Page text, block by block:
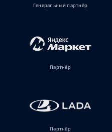
Генеральный партнёр
Партнёр
Партнёр